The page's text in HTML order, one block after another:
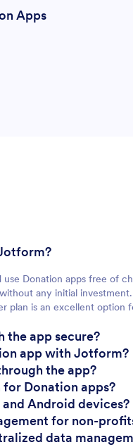
донаторе да направе
у свету помоћу ове
донације.
Apps
Donation apps free of
any initial
plan is an excellent
the app secure?
app with Jotform?
the app?
Donation apps?
Android devices?
for non-
data